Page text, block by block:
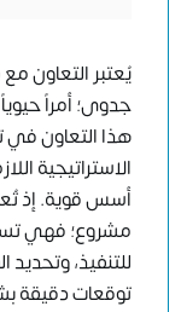
يُعتبر التعاون
جدوى؛ أمراً
هذا التعاون في
الاستراتيجية
أسس قوية. إذ
مشروع؛ فهي
للتنفيذ،
توقعات دقيقة